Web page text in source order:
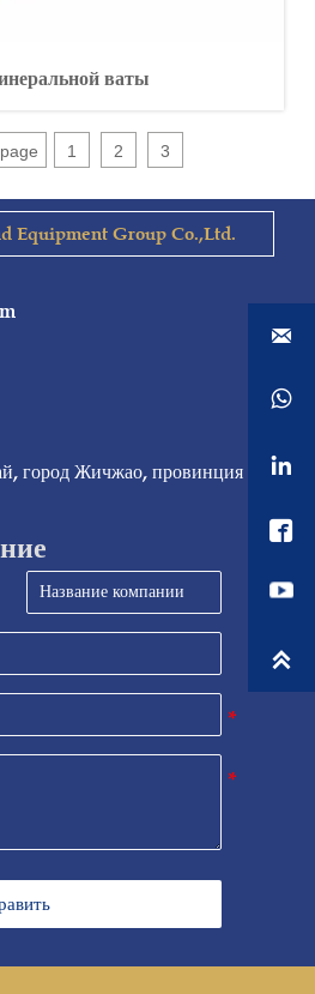
ваты
1 2 3
Equipment Group Co.,Ltd.
город Жичжао, провинция




